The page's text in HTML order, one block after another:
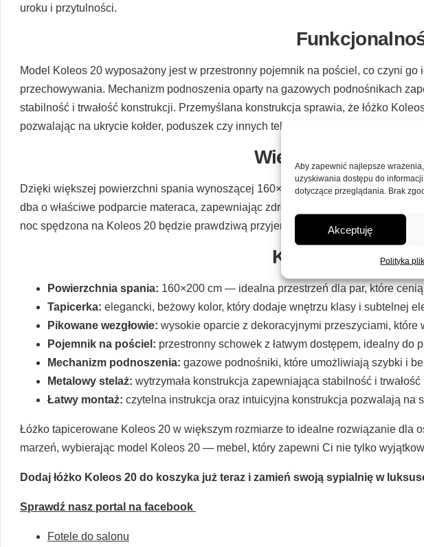
Aby zapewnić najlepsze
uzyskiwania dostępu do
dotyczące przeglądania. Brak
Akceptuję
Polityka
uroku i przytulności.
Model Koleos 20 wyposażony jest w przestronny pojemnik na pościel, co czyni
przechowywania. Mechanizm podnoszenia oparty na gazowych podnośnikach
stabilność i trwałość konstrukcji. Przemyślana konstrukcja sprawia, że łóżko
pozwalając na ukrycie kołder, poduszek czy innych tekstyliów.
Więcej miejsca do
Dzięki większej powierzchni spania wynoszącej 160×200 cm, łóżko Koleos 20
dba o właściwe podparcie materaca, zapewniając zdrowy i regenerujący sen.
noc spędzona na Koleos 20 będzie prawdziwą przyjemnością.
Kluczowe cechy
Powierzchnia spania: 160×200 cm — idealna przestrzeń dla par, które
Tapicerka: elegancki, beżowy kolor, który dodaje wnętrzu klasy i subtelnej
Pikowane wezgłowie: wysokie oparcie z dekoracyjnymi przeszyciami,
Pojemnik na pościel: przestronny schowek z łatwym dostępem, idealny do
Mechanizm podnoszenia: gazowe podnośniki, które umożliwiają szybki i
Metalowy stelaż: wytrzymała konstrukcja zapewniająca stabilność i trwałość
Łatwy montaż: czytelna instrukcja oraz intuicyjna konstrukcja pozwalają na
Łóżko tapicerowane Koleos 20 w większym rozmiarze to idealne rozwiązanie dla
marzeń, wybierając model Koleos 20 — mebel, który zapewni Ci nie tylko
Dodaj łóżko Koleos 20 do koszyka już teraz i zamień swoją sypialnię w
Sprawdź nasz portal na facebook
Fotele do salonu